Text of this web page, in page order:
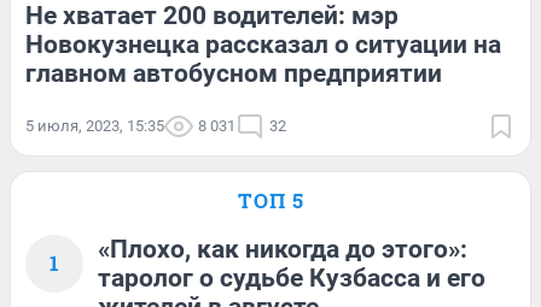
Не хватает 200 водителей: мэр
Новокузнецка рассказал о ситуации на
главном автобусном предприятии
5 июля, 2023, 15:35 8 031 32
ТОП 5
1
«Плохо, как никогда до этого»:
таролог о судьбе Кузбасса и его